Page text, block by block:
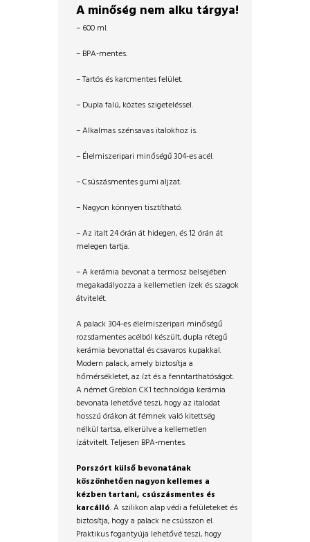
A minőség nem alku tárgya!
– 600 ml.
– BPA-mentes.
– Tartós és karcmentes felület.
– Dupla falú, köztes szigeteléssel.
– Alkalmas szénsavas italokhoz is.
– Élelmiszeripari minőségű 304-es acél.
– Csúszásmentes gumi aljzat.
– Nagyon könnyen tisztítható.
– Az italt 24 órán át hidegen, és 12 órán át
melegen tartja.
– A kerámia bevonat a termosz belsejében
megakadályozza a kellemetlen ízek és szagok
átvitelét.
A palack 304-es élelmiszeripari minőségű
rozsdamentes acélból készült, dupla rétegű
kerámia bevonattal és csavaros kupakkal.
Modern palack, amely biztosítja a
hőmérsékletet, az ízt és a fenntarthatóságot.
A német Greblon CK1 technológia kerámia
bevonata lehetővé teszi, hogy az italodat
hosszú órákon át fémnek való kitettség
nélkül tartsa, elkerülve a kellemetlen
ízátvitelt. Teljesen BPA-mentes.
Porszórt külső bevonatának
köszönhetően nagyon kellemes a
kézben tartani, csúszásmentes és
karcálló. A szilikon alap védi a felületeket és
biztosítja, hogy a palack ne csússzon el.
Praktikus fogantyúja lehetővé teszi, hogy